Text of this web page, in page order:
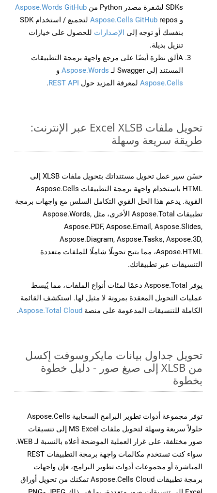
SDKs لشفرة مصدر Python من
Aspose.Words GitHub
و
Aspose.Cells GitHub
repos لتجميع / استخدام SDK
بنفسك أو توجه إلى الإصدارات للحصول على خيارات
تنزيل بديلة.
Aألق نظرة أيضًا على مرجع واجهة برمجة التطبيقات
المستند إلى Swagger لـ
Aspose.Words و
Aspose.Cells لمعرفة المزيد حول REST API
.
تحويل ملفات Excel XLSB عبر الإنترنت:
طريقة سريعة وسهلة
حسّن سير عمل تحويل مستنداتك بتحويل ملفات XLSB إلى
HTML باستخدام واجهة برمجة التطبيقات Aspose.Cells
القوية. يدعم هذا الحل القوي التكامل السلس مع واجهات برمجة
تطبيقات Aspose.Total الأخرى، مثل Aspose.Words,
Aspose.PDF, Aspose.Email, Aspose.Slides,
Aspose.Diagram, Aspose.Tasks, Aspose.3D,
Aspose.HTML، مما يتيح تحويلًا شاملًا للملفات متعددة
التنسيقات عبر تطبيقاتك.
يوفر Aspose.Total دعمًا لمئات أنواع الملفات، مما يُبسط
عمليات التحويل المعقدة بمرونة لا مثيل لها. استكشف القائمة
الكاملة للتنسيقات المدعومة على منصة Aspose.Total Cloud
.
تحويل جداول بيانات مايكروسوفت إكسل
من XLSB إلى صيغ صور - دليل خطوة
بخطوة
توفر مجموعة أدوات تطوير البرامج السحابية Aspose.Cells
حلولاً سريعة وسهلة لتحويل ملفات MS Excel إلى تنسيقات
صور مختلفة، على غرار العملية الموضحة أعلاه بالنسبة لـ WEB.
سواء كنت تستخدم مكالمات واجهة برمجة التطبيقات REST
المباشرة أو مجموعات أدوات تطوير البرامج، فإن واجهات
برمجة تطبيقات Aspose.Cells Cloud تمكنك من تحويل أوراق